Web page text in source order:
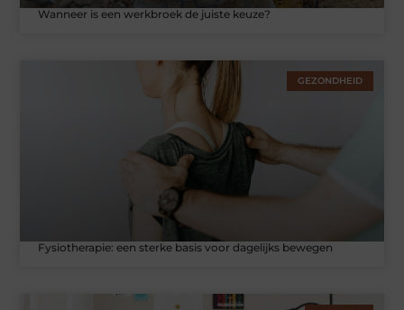
Wanneer is een werkbroek de juiste keuze?
GEZONDHEID
Fysiotherapie: een sterke basis voor dagelijks bewegen